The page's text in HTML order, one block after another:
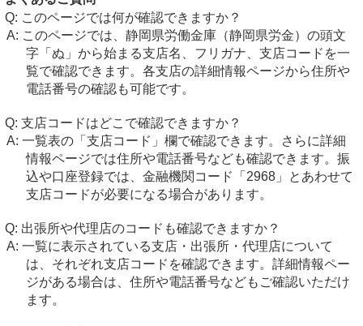
このページでは何が確認できますか？
このページでは、静岡県労働金庫（静岡県労金）の頭文
字「ぬ」から始まる支店名、フリガナ、支店コードを一
覧で確認できます。各支店の詳細情報ページから住所や
電話番号の確認も可能です。
支店コードはどこで確認できますか？
一覧表の「支店コード」欄で確認できます。さらに詳細
情報ページでは住所や電話番号なども確認できます。振
込や口座登録では、金融機関コード「2968」とあわせて
支店コードが必要になる場合があります。
出張所や代理店のコードも確認できますか？
一覧に表示されている支店・出張所・代理店について
は、それぞれ支店コードを確認できます。詳細情報ペー
ジがある場合は、住所や電話番号などもご確認いただけ
ます。